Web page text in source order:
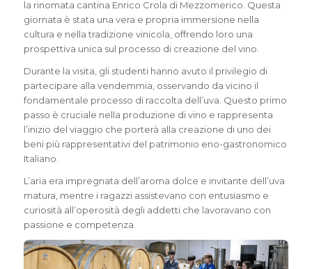
la rinomata cantina Enrico Crola di Mezzomerico. Questa
giornata è stata una vera e propria immersione nella
cultura e nella tradizione vinicola, offrendo loro una
prospettiva unica sul processo di creazione del vino.
Durante la visita, gli studenti hanno avuto il privilegio di
partecipare alla vendemmia, osservando da vicino il
fondamentale processo di raccolta dell’uva. Questo primo
passo è cruciale nella produzione di vino e rappresenta
l’inizio del viaggio che porterà alla creazione di uno dei
beni più rappresentativi del patrimonio eno-gastronomico
Italiano.
L’aria era impregnata dell’aroma dolce e invitante dell’uva
matura, mentre i ragazzi assistevano con entusiasmo e
curiosità all’operosità degli addetti che lavoravano con
passione e competenza.